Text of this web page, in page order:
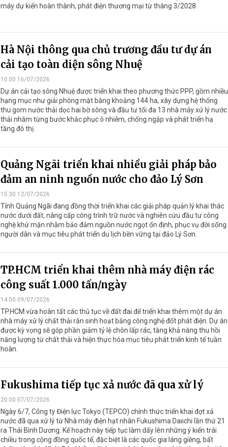
máy dự kiến hoàn thành, phát điện thương mại từ tháng 3/2028.
Hà Nội thông qua chủ trương đầu tư dự án
cải tạo toàn diện sông Nhuệ
10:00 16/07/2026
Dự án cải tạo sông Nhuệ được triển khai theo phương thức PPP, gồm nhiều
hạng mục như giải phóng mặt bằng khoảng 144 ha, xây dựng hệ thống
thu gom nước thải dọc hai bờ sông và đầu tư tối đa 13 nhà máy xử lý nước
thải nhằm từng bước khắc phục ô nhiễm, chống ngập và phát triển hạ
tầng đô thị.
Quảng Ngãi triển khai nhiều giải pháp bảo
đảm an ninh nguồn nước cho đảo Lý Sơn
15:30 12/07/2026
Tỉnh Quảng Ngãi đang đồng thời triển khai các giải pháp quản lý khai thác
nước dưới đất, nâng cấp công trình trữ nước và nghiên cứu đầu tư công
nghệ khử mặn nhằm bảo đảm nguồn nước ngọt ổn định, phục vụ đời sống
người dân và mục tiêu phát triển du lịch bền vững tại đảo Lý Sơn.
TP.HCM triển khai thêm nhà máy điện rác
công suất 1.000 tấn/ngày
14:00 09/07/2026
TP.HCM vừa hoàn tất các thủ tục về đất đai để triển khai thêm một dự án
nhà máy xử lý chất thải rắn sinh hoạt bằng công nghệ đốt phát điện. Dự án
được kỳ vọng sẽ góp phần giảm tỷ lệ chôn lấp rác, tăng khả năng thu hồi
năng lượng từ chất thải và hiện thực hóa mục tiêu phát triển kinh tế tuần
hoàn.
Fukushima tiếp tục xả nước đã qua xử lý
20:00 07/07/2026
Ngày 6/7, Công ty Điện lực Tokyo (TEPCO) chính thức triển khai đợt xả
nước đã qua xử lý từ Nhà máy điện hạt nhân Fukushima Daiichi lần thứ 21
ra Thái Bình Dương. Kế hoạch này tiếp tục làm dấy lên những ý kiến trái
chiều trong cộng đồng quốc tế, đặc biệt là các quốc gia láng giềng, bất